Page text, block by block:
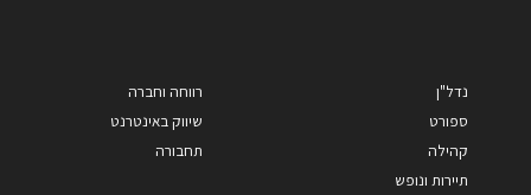
נדל"ן
ספורט
קהילה
תיירות ונופש
רווחה וחברה
שיווק באינטרנט
תחבורה